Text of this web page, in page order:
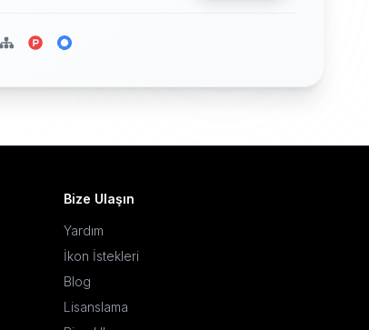
Bize Ulaşın
Yardım
İkon İstekleri
Blog
Lisanslama